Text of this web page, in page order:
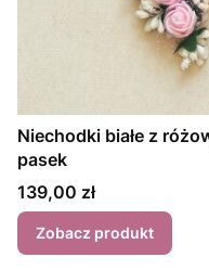
Niechodki białe z
pasek
Cena
139,00 zł
Zobacz produkt